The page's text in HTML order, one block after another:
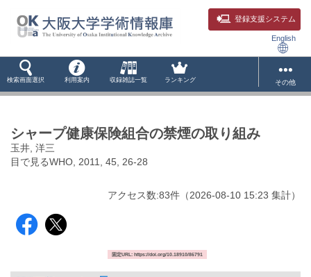
登録支援システム
English
検索画面選択 利用案内 収録雑誌一覧 ランキング その他
シャープ健康保険組合の禁煙の取り組み
玉井, 洋三
目で見るWHO, 2011, 45, 26-28
アクセス数:83件 （2026-08-10 15:23 集計）
固定URL: https://doi.org/10.18910/86791